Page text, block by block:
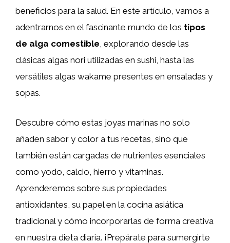
beneficios para la salud. En este artículo, vamos a
adentrarnos en el fascinante mundo de los tipos
de alga comestible, explorando desde las
clásicas algas nori utilizadas en sushi, hasta las
versátiles algas wakame presentes en ensaladas y
sopas.
Descubre cómo estas joyas marinas no solo
añaden sabor y color a tus recetas, sino que
también están cargadas de nutrientes esenciales
como yodo, calcio, hierro y vitaminas.
Aprenderemos sobre sus propiedades
antioxidantes, su papel en la cocina asiática
tradicional y cómo incorporarlas de forma creativa
en nuestra dieta diaria. ¡Prepárate para sumergirte